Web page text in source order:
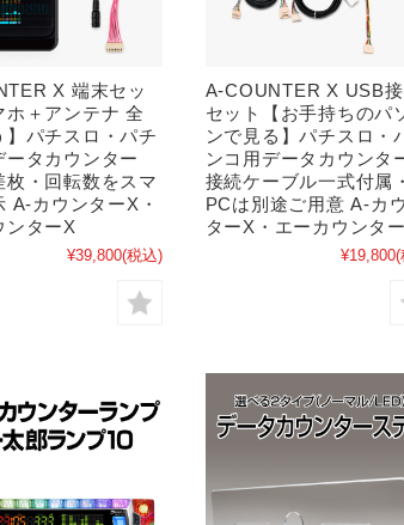
X 端末セッ
ホ＋アンテナ 全
】パチスロ・パチ
ータカウンター
枚・回転数をスマ
A-カウンターX・
ンターX
¥39,800(税込)
A-COUNTER X USB
セット【お手持ちのパ
ンで見る】パチスロ・
ンコ用データカウンタ
接続ケーブル一式付属・
PCは別途ご用意 A-カ
ターX・エーカウンタ
¥19,800(